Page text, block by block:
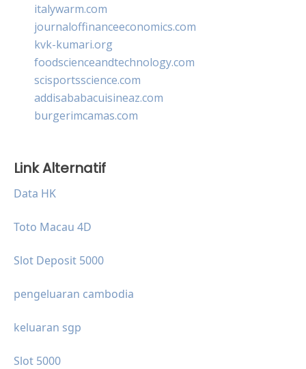
italywarm.com
journaloffinanceeconomics.com
kvk-kumari.org
foodscienceandtechnology.com
scisportsscience.com
addisababacuisineaz.com
burgerimcamas.com
Link Alternatif
Data HK
Toto Macau 4D
Slot Deposit 5000
pengeluaran cambodia
keluaran sgp
Slot 5000